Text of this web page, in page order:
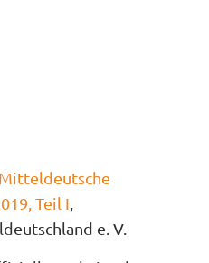
Teil I,
e. V.